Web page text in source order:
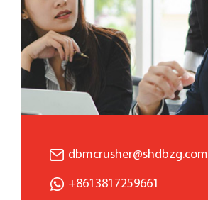
dbmcrusher@shdbzg.com
+8613817259661